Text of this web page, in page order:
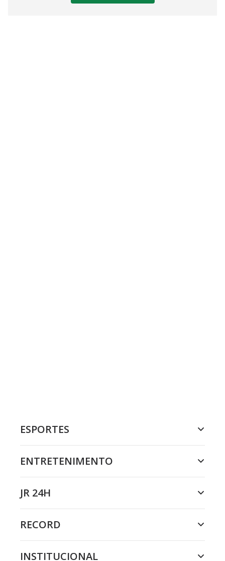
ESPORTES
ENTRETENIMENTO
JR 24H
RECORD
INSTITUCIONAL